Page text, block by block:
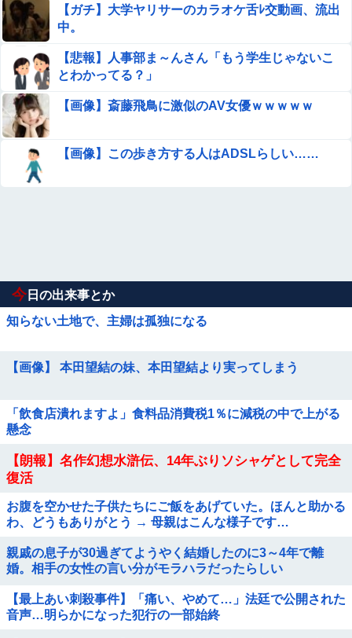
【ガチ】大学ヤリサーのカラオケ舌ﾚ交動画、流出
中。
【悲報】人事部ま～んさん「もう学生じゃないこ
とわかってる？」
【画像】斎藤飛鳥に激似のAV女優ｗｗｗｗｗ
【画像】この歩き方する人はADSLらしい……
今 日の出来事とか
知らない土地で、主婦は孤独になる
【画像】 本田望結の妹、本田望結より実ってしまう
「飲食店潰れますよ」食料品消費税1％に減税の中で上がる
懸念
【朗報】名作幻想水滸伝、14年ぶりソシャゲとして完全
復活
お腹を空かせた子供たちにご飯をあげていた。ほんと助かる
わ、どうもありがとう → 母親はこんな様子です…
親戚の息子が30過ぎてようやく結婚したのに3～4年で離
婚。相手の女性の言い分がモラハラだったらしい
【最上あい刺殺事件】「痛い、やめて…」法廷で公開された
音声…明らかになった犯行の一部始終